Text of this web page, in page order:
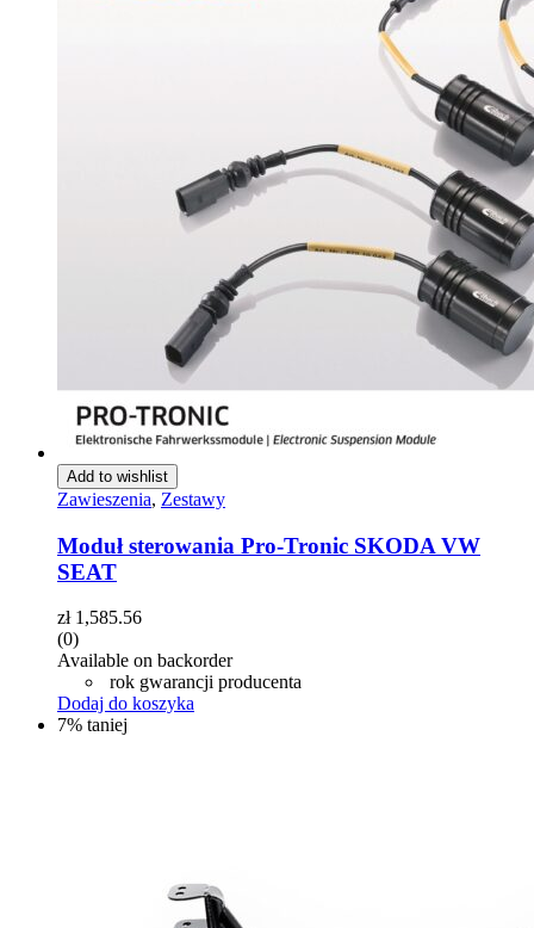
Add to wishlist
Zawieszenia, Zestawy
Moduł sterowania Pro-Tronic SKODA VW
SEAT
zł1,585.56
(0)
Available on backorder
rok gwarancji producenta
Dodaj do koszyka
7% taniej